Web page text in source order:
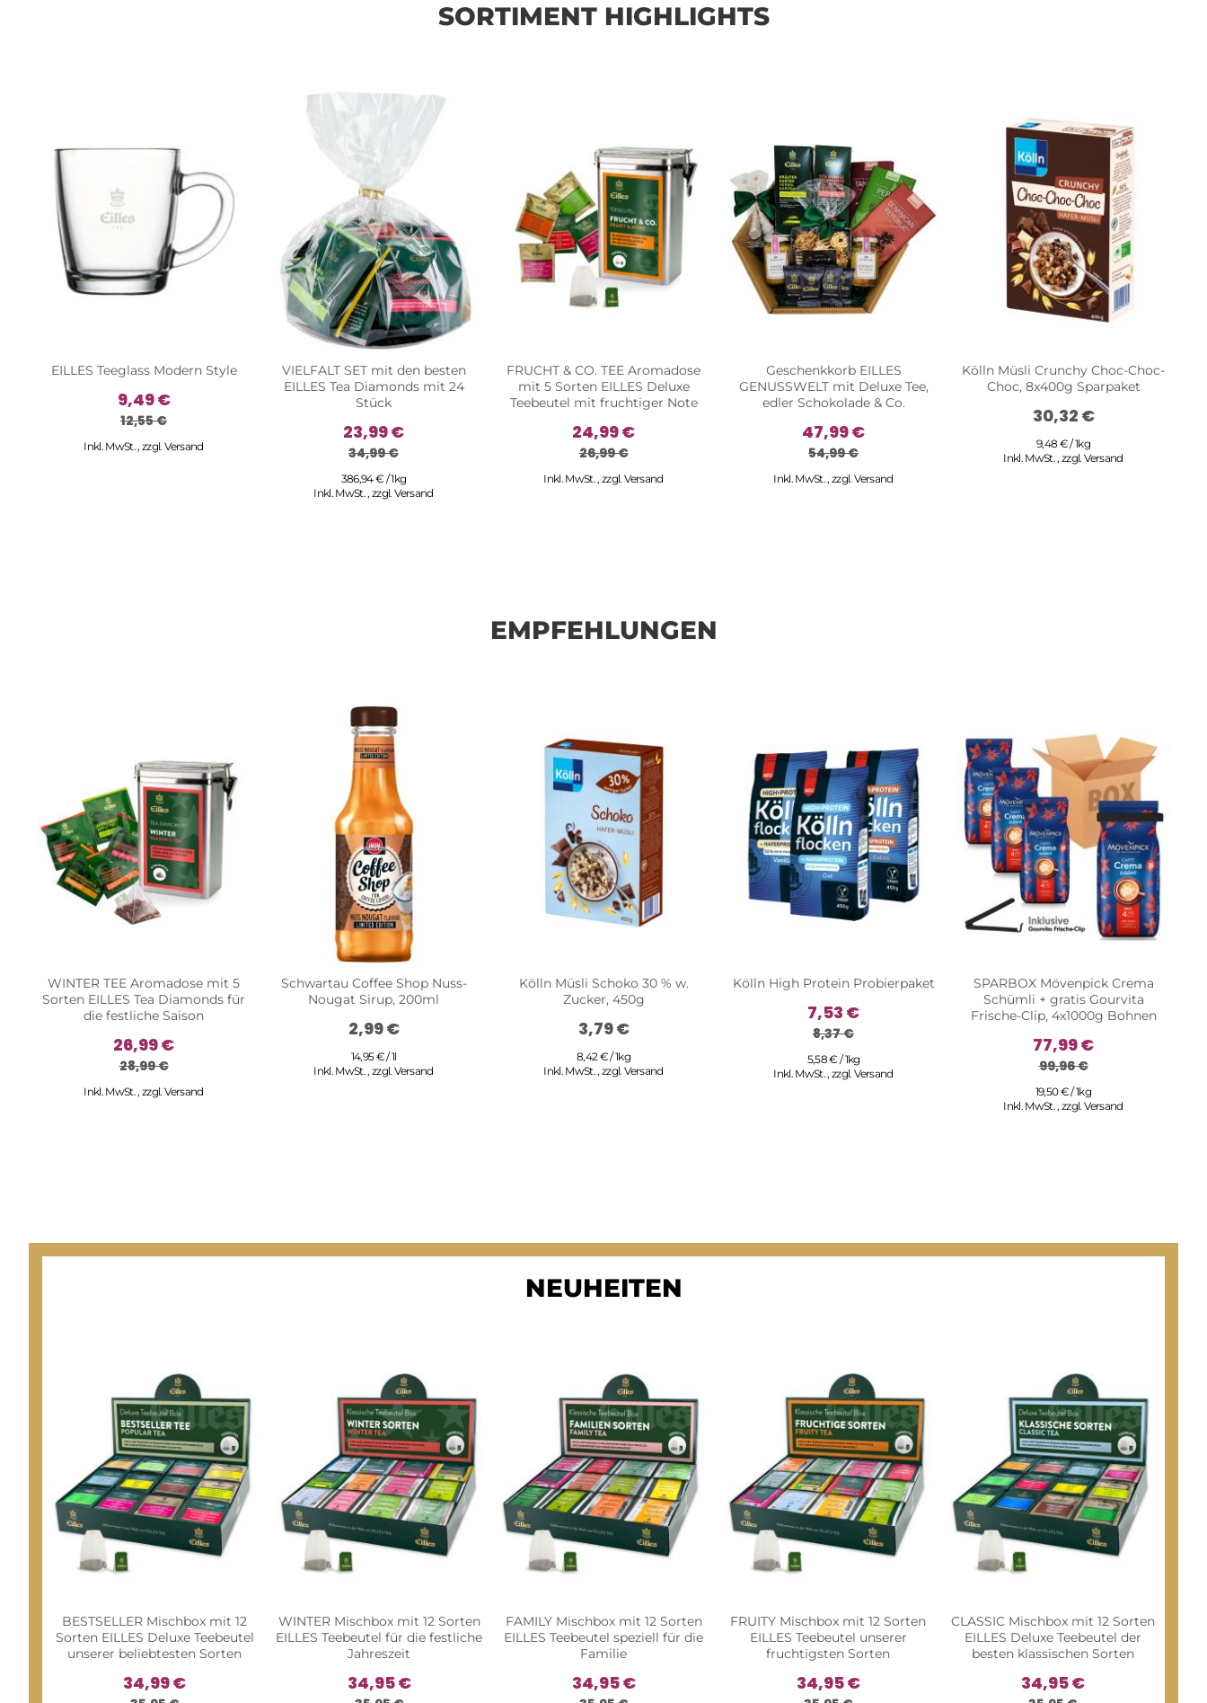
SORTIMENT HIGHLIGHTS
EILLES Teeglass Modern Style
9,49 €
12,55 €
Inkl. MwSt. ,zzgl.Versand
VIELFALT SET mit den besten
EILLES Tea Diamonds mit 24
Stück
23,99 €
34,99 €
386,94 € / 1kg
Inkl. MwSt. ,zzgl.Versand
FRUCHT & CO. TEE Aromadose
mit 5 Sorten EILLES Deluxe
Teebeutel mit fruchtiger Note
24,99 €
26,99 €
Inkl. MwSt. ,zzgl.Versand
Geschenkkorb EILLES
GENUSSWELT mit Deluxe Tee,
edler Schokolade & Co.
47,99 €
54,99 €
Inkl. MwSt. ,zzgl.Versand
Kölln Müsli Crunchy Choc-Choc-
Choc, 8x400g Sparpaket
30,32 €
9,48 € / 1kg
Inkl. MwSt. ,zzgl.Versand
EMPFEHLUNGEN
WINTER TEE Aromadose mit 5
Sorten EILLES Tea Diamonds für
die festliche Saison
26,99 €
28,99 €
Inkl. MwSt. ,zzgl.Versand
Schwartau Coffee Shop Nuss-
Nougat Sirup, 200ml
2,99 €
14,95 € / 1l
Inkl. MwSt. ,zzgl.Versand
Kölln Müsli Schoko 30 % w.
Zucker, 450g
3,79 €
8,42 € / 1kg
Inkl. MwSt. ,zzgl.Versand
Kölln High Protein Probierpaket
7,53 €
8,37 €
5,58 € / 1kg
Inkl. MwSt. ,zzgl.Versand
SPARBOX Mövenpick Crema
Schümli + gratis Gourvita
Frische-Clip, 4x1000g Bohnen
77,99 €
99,96 €
19,50 € / 1kg
Inkl. MwSt. ,zzgl.Versand
NEUHEITEN
BESTSELLER Mischbox mit 12
Sorten EILLES Deluxe Teebeutel
unserer beliebtesten Sorten
34,99 €
WINTER Mischbox mit 12 Sorten
EILLES Teebeutel für die festliche
Jahreszeit
34,95 €
FAMILY Mischbox mit 12 Sorten
EILLES Teebeutel speziell für die
Familie
34,95 €
FRUITY Mischbox mit 12 Sorten
EILLES Teebeutel unserer
fruchtigsten Sorten
34,95 €
CLASSIC Mischbox mit 12 Sorten
EILLES Deluxe Teebeutel der
besten klassischen Sorten
34,95 €